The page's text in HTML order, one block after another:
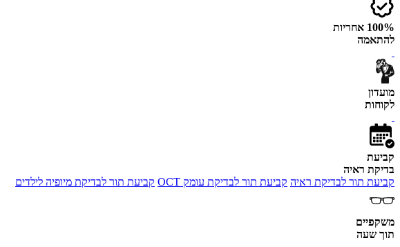
100% אחריות
להתאמה
מועדון
לקוחות
קביעת
בדיקת ראיה
קביעת תור לבדיקת ראיה קביעת תור לבדיקת עומק OCT קביעת תור לבדיקת מיופיה לילדים
משקפיים
תוך שעה